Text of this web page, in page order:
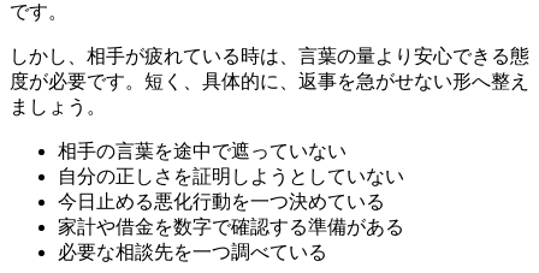
です。
しかし、相手が疲れている時は、言葉の量より安心できる態
度が必要です。短く、具体的に、返事を急がせない形へ整え
ましょう。
相手の言葉を途中で遮っていない
自分の正しさを証明しようとしていない
今日止める悪化行動を一つ決めている
家計や借金を数字で確認する準備がある
必要な相談先を一つ調べている